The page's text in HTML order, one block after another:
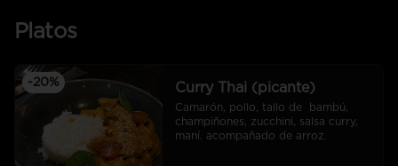
Platos
-20% Curry Thai (picante)
Camarón, pollo, tallo de  bambú,
champiñones, zucchini, salsa curry,
maní. acompañado de arroz.